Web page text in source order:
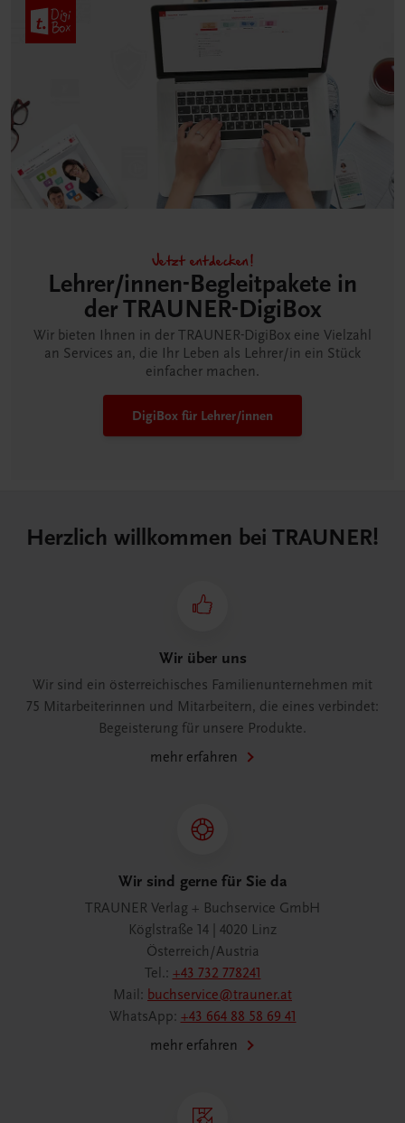
Jetzt entdecken!
Lehrer/innen-Begleitpakete in
der TRAUNER-DigiBox
Wir bieten Ihnen in der TRAUNER-DigiBox eine Vielzahl
an Services an, die Ihr Leben als Lehrer/in ein Stück
einfacher machen.
DigiBox für Lehrer/innen
Herzlich willkommen bei TRAUNER!
Wir über uns
Wir sind ein österreichisches Familienunternehmen mit
75 Mitarbeiterinnen und Mitarbeitern, die eines verbindet:
Begeisterung für unsere Produkte.
mehr erfahren
Wir sind gerne für Sie da
TRAUNER Verlag + Buchservice GmbH
Köglstraße 14 | 4020 Linz
Österreich/Austria
Tel.: +43 732 778241
Mail: buchservice@trauner.at
WhatsApp: +43 664 88 58 69 41
mehr erfahren